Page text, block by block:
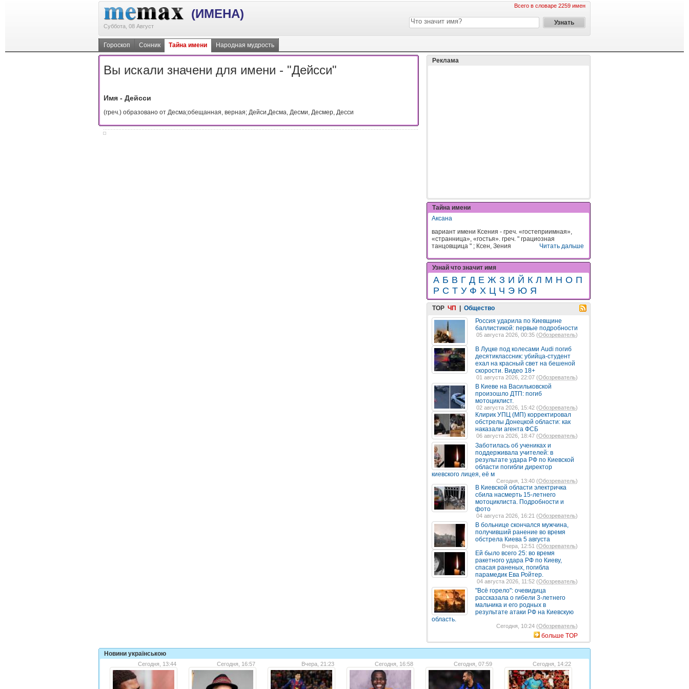
(ИМЕНА)
Суббота, 08 Август
Всего в словаре 2259 имен
Гороскоп Сонник Тайна имени Народная мудрость
Вы искали значени для имени - "Дейсси"
Имя - Дейсси
(греч.) образовано от Десма;обещанная, верная; Дейси,Десма, Десми, Десмер, Десси
Реклама
Тайна имени
Аксана
вариант имени Ксения - греч. «гостеприимная»,
«странница», «гостья». греч. " грациозная
танцовщица " ; Ксен, Зения
Читать дальше
Узнай что значит имя
А Б В Г Д Е Ж З И Й К Л М Н О П
Р С Т У Ф Х Ц Ч Э Ю Я
TOP ЧП | Общество
Россия ударила по Киевщине
баллистикой: первые подробности
05 августа 2026, 00:35 (Обозреватель)
В Луцке под колесами Audi погиб
десятиклассник: убийца-студент
ехал на красный свет на бешеной
скорости. Видео 18+
01 августа 2026, 22:07 (Обозреватель)
В Киеве на Васильковской
произошло ДТП: погиб
мотоциклист.
02 августа 2026, 15:42 (Обозреватель)
Клирик УПЦ (МП) корректировал
обстрелы Донецкой области: как
наказали агента ФСБ
06 августа 2026, 18:47 (Обозреватель)
Заботилась об учениках и
поддерживала учителей: в
результате удара РФ по Киевской
области погибли директор
киевского лицея, её м
Сегодня, 13:40 (Обозреватель)
В Киевской области электричка
сбила насмерть 15-летнего
мотоциклиста. Подробности и
фото
04 августа 2026, 16:21 (Обозреватель)
В больнице скончался мужчина,
получивший ранение во время
обстрела Киева 5 августа
Вчера, 12:51 (Обозреватель)
Ей было всего 25: во время
ракетного удара РФ по Киеву,
спасая раненых, погибла
парамедик Ева Ройтер.
04 августа 2026, 11:52 (Обозреватель)
"Всё горело": очевидица
рассказала о гибели 3-летнего
мальчика и его родных в
результате атаки РФ на Киевскую
область.
Сегодня, 10:24 (Обозреватель)
больше TOP
Новини українською
Сегодня, 13:44 Сегодня, 16:57 Вчера, 21:23 Сегодня, 16:58 Сегодня, 07:59 Сегодня, 14:22